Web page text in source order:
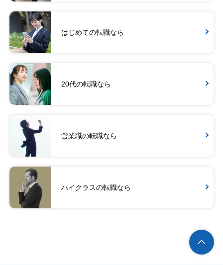
はじめての転職なら
20代の転職なら
営業職の転職なら
ハイクラスの転職なら